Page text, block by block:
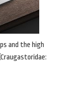
and the high